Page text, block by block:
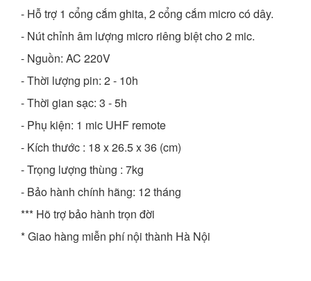
- Hỗ trợ 1 cổng cắm ghita, 2 cổng cắm micro có dây.
- Nút chỉnh âm lượng micro riêng biệt cho 2 mic.
- Nguồn: AC 220V
- Thời lượng pin: 2 - 10h
- Thời gian sạc: 3 - 5h
- Phụ kiện: 1 mic UHF remote
- Kích thước : 18 x 26.5 x 36 (cm)
- Trọng lượng thùng : 7kg
- Bảo hành chính hãng: 12 tháng
*** Hõ trợ bảo hành trọn đời
*Giao hàng miễn phí nội thành Hà Nội